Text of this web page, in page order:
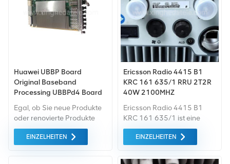
dies wird zum
bestmöglichen Preis
angeboten.
bestmöglichen Preis
angeboten.
Huawei UBBP Board
Original Baseband
Processing UBBPd4 Board
Egal, ob Sie neue Produkte
oder renovierte Produkte
benötigen, wir kümmern uns
um alles Garantie als
Green-Market-Geräte der
EINZELHEITEN
Ericsson Radio 4415 B1
KRC 161 635/1 RRU 2T2R
40W 2100MHZ
Ericsson Radio 4415 B1
KRC 161 635/1 ist eine
2T2R Remote Radio Unit
(RRU), die speziell für FDD-
MHz) mit 2×40W Dual-TX
EINZELHEITEN